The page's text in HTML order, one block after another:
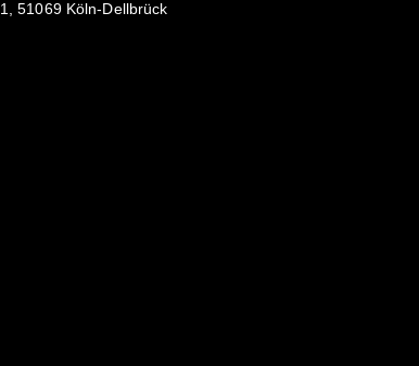
51069 Köln-Dellbrück